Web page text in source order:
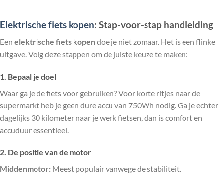
Elektrische fiets kopen: Stap-voor-stap handleiding
Een elektrische fiets kopendoe je niet zomaar. Het is een flinke
uitgave. Volg deze stappen om de juiste keuze te maken:
1. Bepaal je doel
Waar ga je de fiets voor gebruiken? Voor korte ritjes naar de
supermarkt heb je geen dure accu van 750Wh nodig. Ga je echter
dagelijks 30 kilometer naar je werk fietsen, dan is comfort en
accuduur essentieel.
2. De positie van de motor
Middenmotor: Meest populair vanwege de stabiliteit.